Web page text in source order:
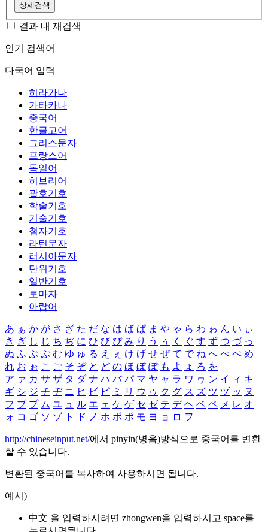
상세검색
결과 내 재검색
인기 검색어
다국어 입력
히라가나
가타카나
중국어
한글고어
그리스문자
프랑스어
독일어
히브리어
괄호기호
학술기호
기술기호
첨자기호
라틴문자
러시아문자
단위기호
일반기호
로마자
아랍어
あ ぁ か が さ ざ た だ な は ば ぱ ま や ゃ ら わ ゎ ん い ぃ
き ぎ し じ ち ぢ に ひ び ぴ み り う ぅ く ぐ す ず つ づ っ
ぬ ふ ぶ ぷ む ゆ ゅ る え ぇ け げ せ ぜ て で ね へ べ ぺ め
れ お ぉ こ ご そ ぞ と ど の ほ ぼ ぽ も よ ょ ろ を
ア ァ カ サ ザ タ ダ ナ ハ バ パ マ ヤ ャ ラ ワ ヮ ン イ ィ キ
ギ シ ジ チ ヂ ニ ヒ ビ ピ ミ リ ウ ゥ ク グ ス ズ ツ ヅ ッ ヌ
フ ブ プ ム ユ ュ ル エ ェ ケ ゲ セ ゼ テ デ ヘ ベ ペ メ レ オ
ォ コ ゴ ソ ゾ ト ド ノ ホ ボ ポ モ ヨ ョ ロ ヲ ―
http://chineseinput.net/에서 pinyin(병음)방식으로 중국어를 변환
할 수 있습니다.
변환된 중국어를 복사하여 사용하시면 됩니다.
예시)
中文 을 입력하시려면 zhongwen을 입력하시고 space를